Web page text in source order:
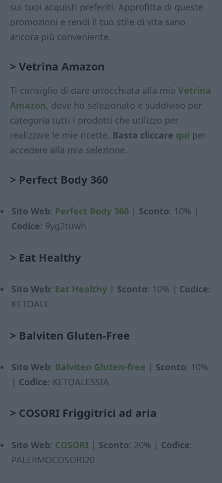
sui tuoi acquisti preferiti. Approfitta di queste
promozioni e rendi il tuo stile di vita sano
ancora più conveniente.
> Vetrina Amazon
Ti consiglio di dare un’occhiata alla mia Vetrina
Amazon, dove ho selezionato e suddiviso per
categoria tutti i prodotti che utilizzo per
realizzare le mie ricette. Basta cliccare qui per
accedere alla mia selezione.
> Perfect Body 360
Sito Web: Perfect Body 360 | Sconto: 10% |
Codice: 9yg2tuwh
> Eat Healthy
Sito Web: Eat Healthy | Sconto: 10% | Codice:
KETOALE
> Balviten Gluten-Free
Sito Web: Balviten Gluten-free | Sconto: 10%
| Codice: KETOALESSIA
> COSORI Friggitrici ad aria
Sito Web: COSORI | Sconto: 20% | Codice:
PALERMOCOSORI20